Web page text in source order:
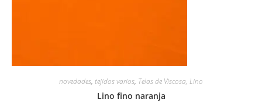
novedades, tejidos varios, Telas de Viscosa, Lino
Lino fino naranja